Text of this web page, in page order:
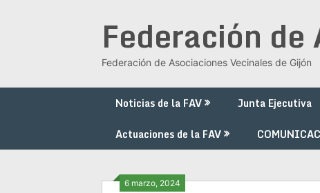
Federación
Federación de Asociaciones Vecinales de Gijón
Noticias de la FAV Junta Ejecutiva
Actuaciones de la FAV
6 marzo, 2024